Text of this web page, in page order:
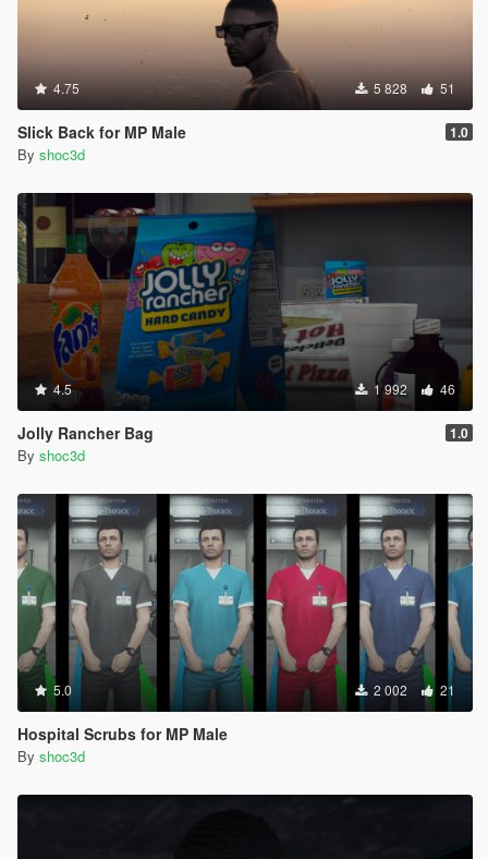
4.75 5 828 51
Slick Back for MP Male 1.0
By shoc3d
4.5 1 992 46
Jolly Rancher Bag 1.0
By shoc3d
5.0 2 002 21
Hospital Scrubs for MP Male
By shoc3d